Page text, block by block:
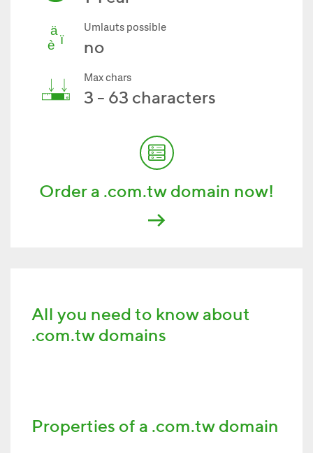
Umlauts possible
no
Max chars
3 - 63 characters
Order a .com.tw domain now!
All you need to know about
.com.tw domains
Properties of a .com.tw domain